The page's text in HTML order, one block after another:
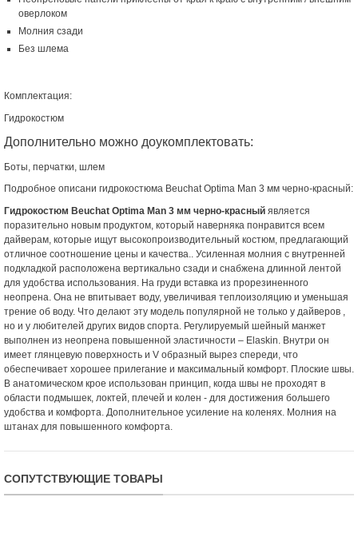
оверлоком
Молния сзади
Без шлема
Комплектация:
Гидрокостюм
Дополнительно можно доукомплектовать:
Боты, перчатки, шлем
Подробное описани гидрокостюма Beuchat Optima Man 3 мм черно-красный:
Гидрокостюм Beuchat Optima Man 3 мм черно-красный является
поразительно новым продуктом, который наверняка понравится всем
дайверам, которые ищут высокопроизводительный костюм, предлагающий
отличное соотношение цены и качества.. Усиленная молния с внутренней
подкладкой расположена вертикально сзади и снабжена длинной лентой
для удобства использования. На груди вставка из прорезиненного
неопрена. Она не впитывает воду, увеличивая теплоизоляцию и уменьшая
трение об воду. Что делают эту модель популярной не только у дайверов ,
но и у любителей других видов спорта. Регулируемый шейный манжет
выполнен из неопрена повышенной эластичности – Elaskin. Внутри он
имеет глянцевую поверхность и V образный вырез спереди, что
обеспечивает хорошее прилегание и максимальный комфорт. Плоские швы.
В анатомическом крое использован принцип, когда швы не проходят в
области подмышек, локтей, плечей и колен - для достижения большего
удобства и комфорта. Дополнительное усиление на коленях. Молния на
штанах для повышенного комфорта.
СОПУТСТВУЮЩИЕ ТОВАРЫ